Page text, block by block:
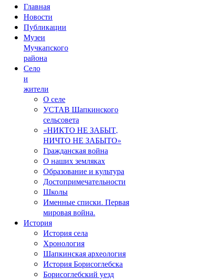
Главная
Новости
Публикации
Музеи
Мучкапского
района
Село
и
жители
О селе
УСТАВ Шапкинского
сельсовета
«НИКТО НЕ ЗАБЫТ,
НИЧТО НЕ ЗАБЫТО»
Гражданская война
О наших земляках
Образование и культура
Достопримечательности
Школы
Именные списки. Первая
мировая война.
История
История села
Хронология
Шапкинская археология
История Борисоглебска
Борисоглебский уезд